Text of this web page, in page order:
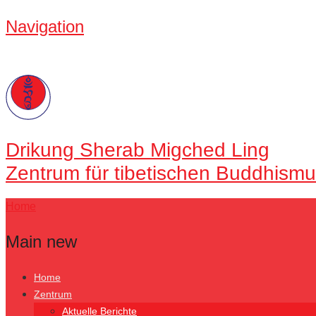
Navigation
Drikung Sherab Migched Ling
Zentrum für tibetischen
Home
Main new
Home
Zentrum
Aktuelle Berichte